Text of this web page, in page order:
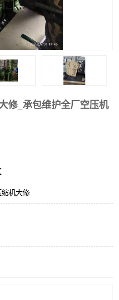
修_承包维护全厂空压机
机大修
离心式压缩机高速转子组
中冷耐高温气侧密封胶垫
阿特拉斯
复盛FS-elliott离心机零件
CAMERON空压机显示屏